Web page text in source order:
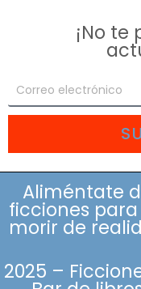
¡No te
Aliméntate
ficciones
morir de
2025 –